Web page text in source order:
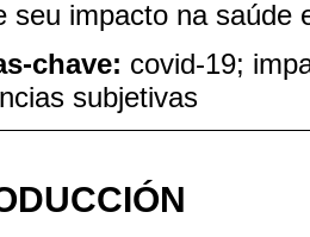
seu impacto na saúde
chave: covid-19;
subjetivas